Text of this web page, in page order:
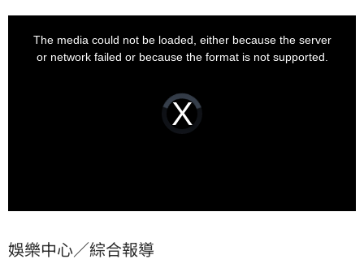
Video
Player
loading.
The media could not be loaded, either because the server
or network failed or because the format is not supported.
娛樂中心／綜合報導